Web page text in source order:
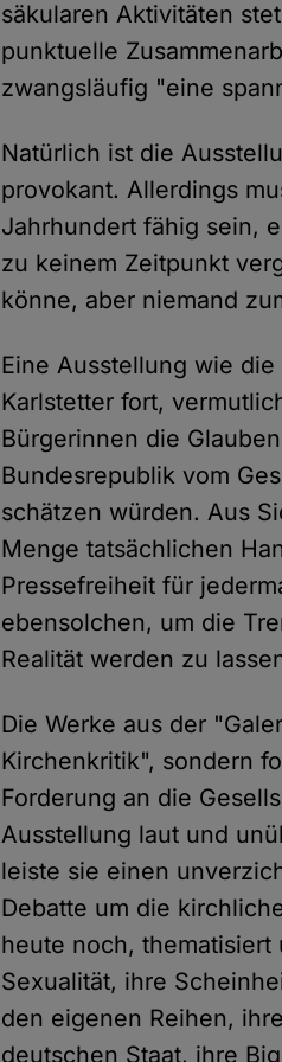
säkularen Aktivitäten
punktuelle
zwangsläufig "eine
Natürlich ist die
provokant. Allerdings
Jahrhundert fähig sein,
zu keinem Zeitpunkt
könne, aber niemand
Eine Ausstellung wie
Karlstetter fort,
Bürgerinnen die
Bundesrepublik vom
schätzen würden. Aus
Menge tatsächlichen
Pressefreiheit für
ebensolchen, um die
Realität werden zu
Die Werke aus der
Kirchenkritik", sondern
Forderung an die
Ausstellung laut und
leiste sie einen
Debatte um die
heute noch, thematisiert
Sexualität, ihre
den eigenen Reihen,
deutschen Staat, ihre